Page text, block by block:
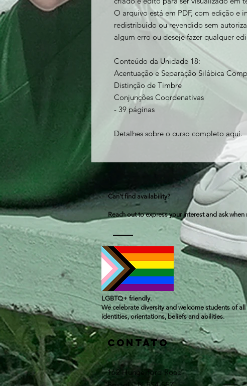
O arquivo está em PDF, com edição e
redistribuído ou revendido sem
algum erro ou deseje fazer qualquer
Conteúdo da Unidade 18:
Acentuação e Separação Silábica
Distinção de Timbre
Conjunções Coordenativas
- 39 páginas
Detalhes sobre o curso completo aqui.
Can't find availability?
Reach out to express your interest and ask
LGBTQ+ friendly.
We celebrate diversity and welcome students of
identities, orientations, beliefs and abilities.
Contato
162 Hungerford Road